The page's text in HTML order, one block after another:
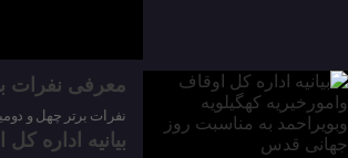
معرفی نفرات
نفرات برتر چهل و دومین
بیانیه اداره